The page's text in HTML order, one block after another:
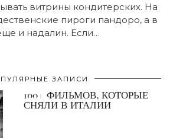
витрины кондитерских. На
пироги пандоро, а в
и надалин. Если…
ЗАПИСИ
100+ ФИЛЬМОВ, КОТОРЫЕ
СНЯЛИ В ИТАЛИИ